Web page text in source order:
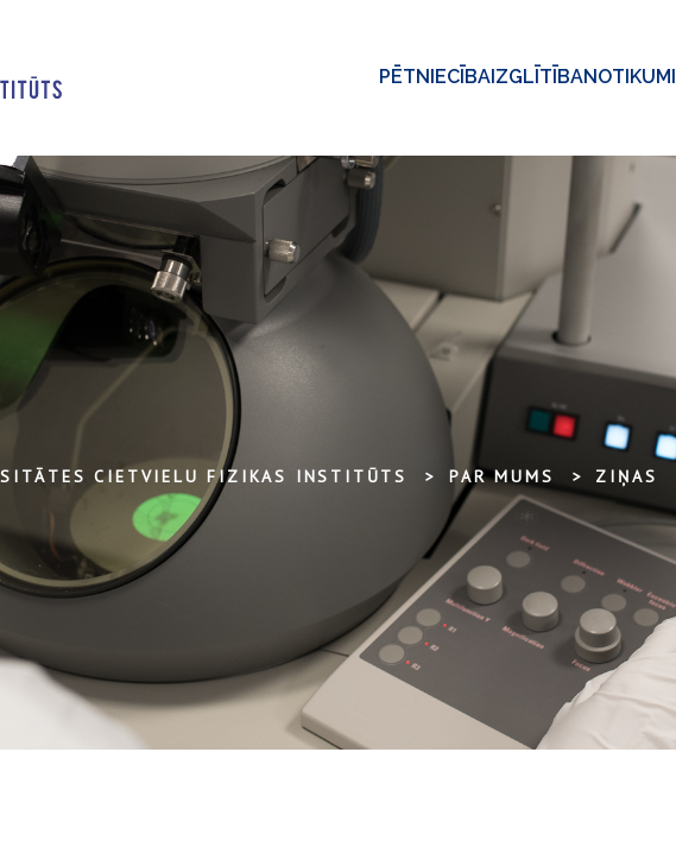
PĒTNIECĪBAIZGLĪTĪBANOTIKUMI
CIETVIELU FIZIKAS INSTITŪTS PAR MUMS ZIŅAS